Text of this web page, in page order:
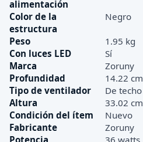
alimentación
Color de la
estructura
Negro
Peso
1.95 kg
Con luces LED
Sí
Marca
Zoruny
Profundidad
14.22 cm
Tipo de ventilador
De techo
Altura
33.02 cm
Condición del ítem
Nuevo
Fabricante
Zoruny
Potencia
36 watts